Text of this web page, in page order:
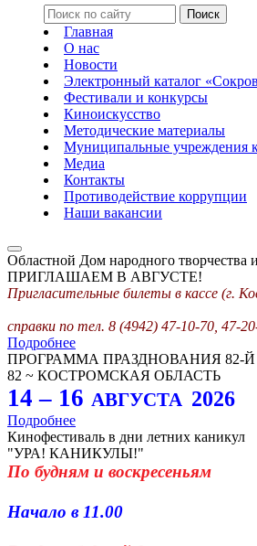
Главная
О нас
Новости
Электронный каталог
Фестивали и конкурсы
Киноискусство
Методические материалы
Муниципальные учреждения
Медиа
Контакты
Противодействие коррупции
Наши вакансии
Областной Дом народного творчества
ПРИГЛАШАЕМ В АВГУСТЕ!
Пригласительные билеты в кассе (г.
справки по тел. 8 (4942) 47-10-70, 47-
Подробнее
ПРОГРАММА ПРАЗДНОВАНИЯ
82 ~ КОСТРОМСКАЯ ОБЛАСТЬ
14 – 16 АВГУСТА 2026
Подробнее
Кинофестиваль в дни летних каникул
"УРА! КАНИКУЛЫ!"
По будням и воскресеньям
Начало в 11.00